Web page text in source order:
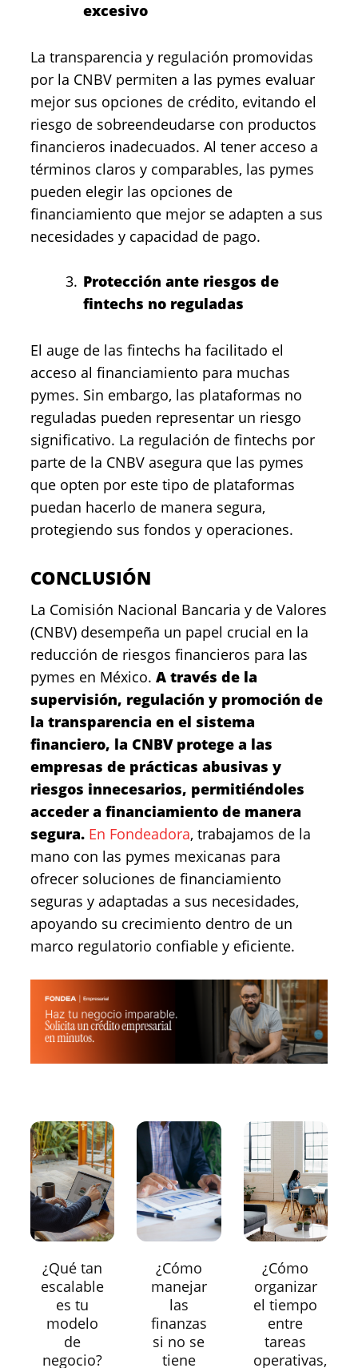
excesivo
La transparencia y regulación promovidas
por la CNBV permiten a las pymes evaluar
mejor sus opciones de crédito, evitando el
riesgo de sobreendeudarse con productos
financieros inadecuados. Al tener acceso a
términos claros y comparables, las pymes
pueden elegir las opciones de
financiamiento que mejor se adapten a sus
necesidades y capacidad de pago.
Protección ante riesgos de
fintechs no reguladas
El auge de las fintechs ha facilitado el
acceso al financiamiento para muchas
pymes. Sin embargo, las plataformas no
reguladas pueden representar un riesgo
significativo. La regulación de fintechs por
parte de la CNBV asegura que las pymes
que opten por este tipo de plataformas
puedan hacerlo de manera segura,
protegiendo sus fondos y operaciones.
CONCLUSIÓN
La Comisión Nacional Bancaria y de Valores
(CNBV) desempeña un papel crucial en la
reducción de riesgos financieros para las
pymes en México. A través de la
supervisión, regulación y promoción de
la transparencia en el sistema
financiero, la CNBV protege a las
empresas de prácticas abusivas y
riesgos innecesarios, permitiéndoles
acceder a financiamiento de manera
segura. En Fondeadora, trabajamos de la
mano con las pymes mexicanas para
ofrecer soluciones de financiamiento
seguras y adaptadas a sus necesidades,
apoyando su crecimiento dentro de un
marco regulatorio confiable y eficiente.
¿Qué tan
escalable
es tu
modelo
de
negocio?
¿Cómo
manejar
las
finanzas
si no se
tiene
¿Cómo
organizar
el tiempo
entre
tareas
operativas,